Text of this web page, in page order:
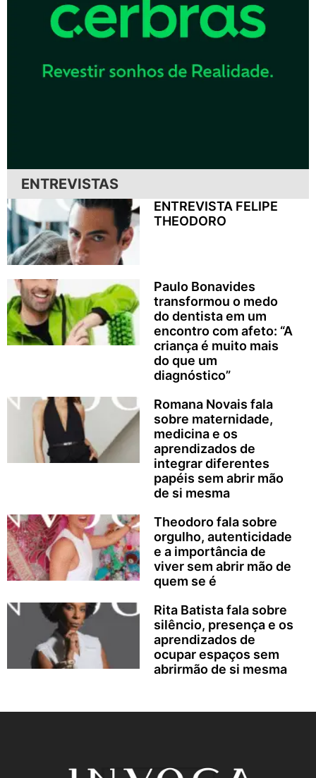
ENTREVISTAS
ENTREVISTA FELIPE
THEODORO
Paulo Bonavides
transformou o medo
do dentista em um
encontro com afeto: “A
criança é muito mais
do que um
diagnóstico”
Romana Novais fala
sobre maternidade,
medicina e os
aprendizados de
integrar diferentes
papéis sem abrir mão
de si mesma
Theodoro fala sobre
orgulho, autenticidade
e a importância de
viver sem abrir mão de
quem se é
Rita Batista fala sobre
silêncio, presença e os
aprendizados de
ocupar espaços sem
abrirmão de si mesma